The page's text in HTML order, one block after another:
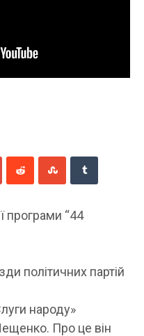
програми “44
політичних партій
народу»
Про це він